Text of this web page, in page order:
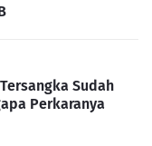
Sudah
Perkaranya